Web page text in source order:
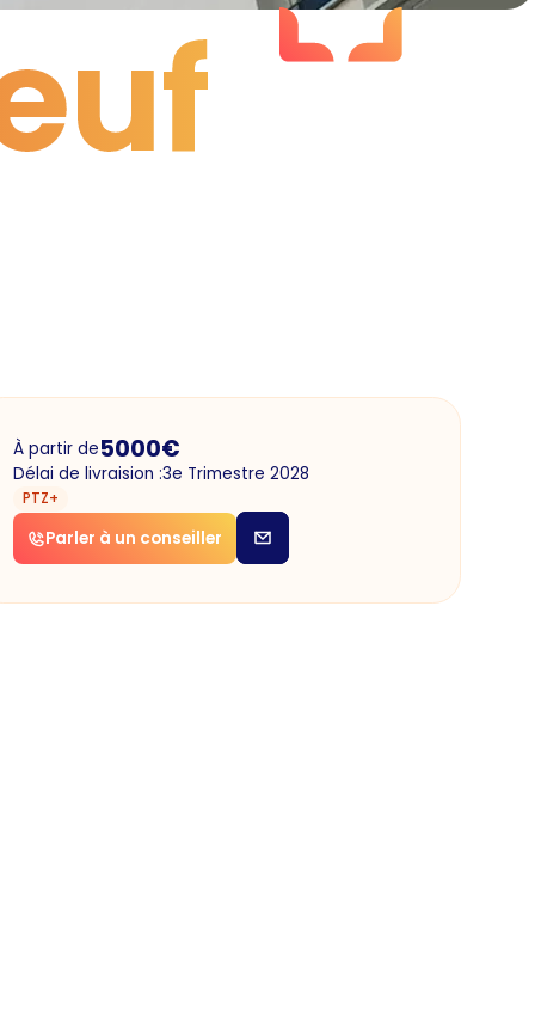
À partir de5000€
Délai de livraision :3e Trimestre 2028
PTZ+
Parler à un conseiller